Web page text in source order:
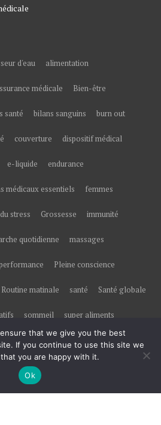
d'eau alimentation
médicale Bien-être
santé bilans sanguins burn out
couverture dispositif médical
e-liquide endurance
médicaux essentiels femmes
stress Grossesse immunité
quotidienne massages
Pleine conscience
Routine matinale santé Santé globale
sommeil super aliments
saine vitalité Économies d'énergie
Medical Circle byAcme Themes
that we give you the best
If you continue to use this site we
you are happy with it.
Ok